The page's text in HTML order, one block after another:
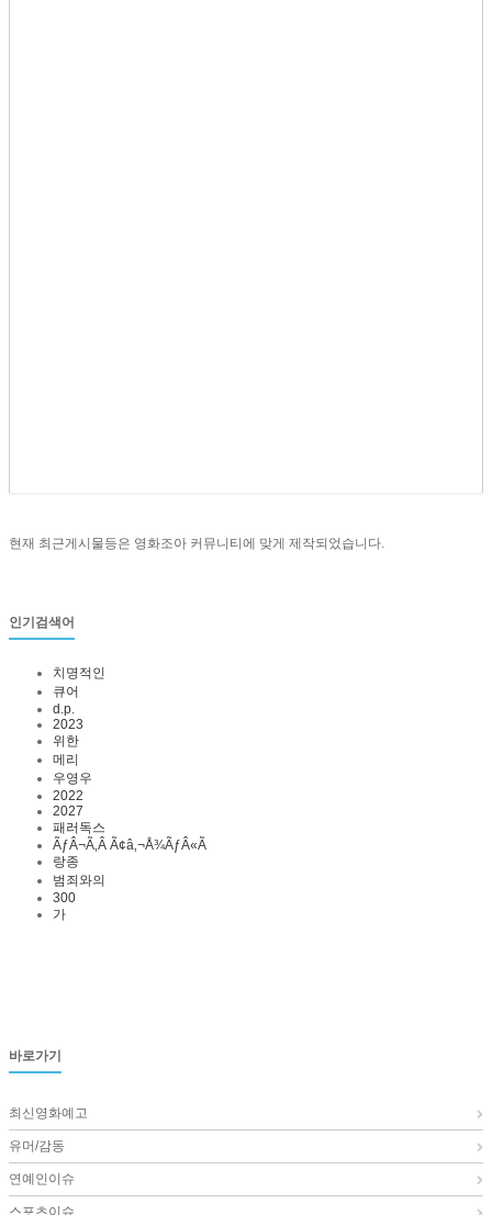
현재 최근게시물등은 영화조아 커뮤니티에 맞게 제작되었습니다.
인기검색어
치명적인
큐어
d.p.
2023
위한
메리
우영우
2022
2027
패러독스
ÃƒÂ¬Ã‚Â Ã¢â‚¬Å¾ÃƒÂ«Ã
랑종
범죄와의
300
가
바로가기
최신영화예고
유머/감동
연예인이슈
스포츠이슈